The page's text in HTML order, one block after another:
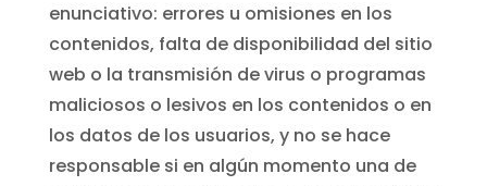
enunciativo: errores u omisiones en los
contenidos, falta de disponibilidad del sitio
web o la transmisión de virus o programas
maliciosos o lesivos en los contenidos o en
los datos de los usuarios, y no se hace
responsable si en algún momento una de